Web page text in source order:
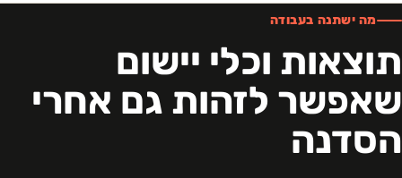
מה ישתנה בעבודה
תוצאות וכלי יישום
שאפשר לזהות גם אחרי
הסדנה